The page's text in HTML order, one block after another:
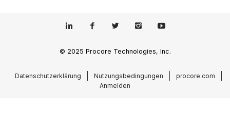
© 2025 Procore Technologies, Inc.
Datenschutzerklärung Nutzungsbedingungen
procore.com
Anmelden